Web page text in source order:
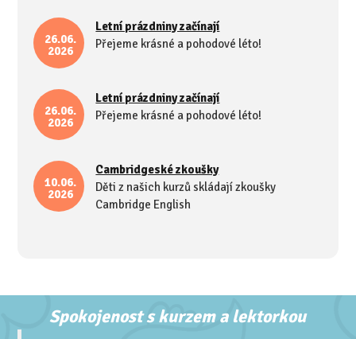
26.06.
2026
Letní prázdniny začínají
Přejeme krásné a pohodové léto!
26.06.
2026
Letní prázdniny začínají
Přejeme krásné a pohodové léto!
10.06.
2026
Cambridgeské zkoušky
Děti z našich kurzů skládají zkoušky
Cambridge English
Spokojenost s kurzem a lektorkou